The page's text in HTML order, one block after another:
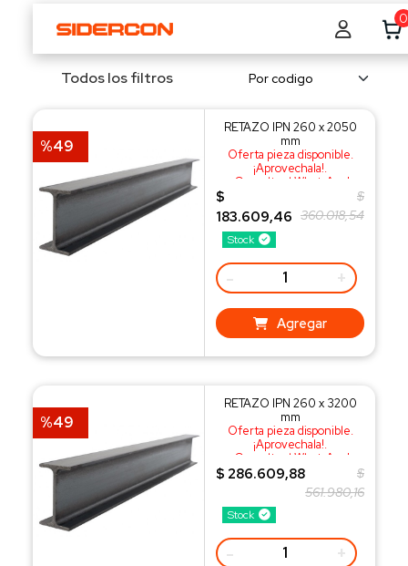
0
Todos los filtros
%49
Stock
RETAZO IPN 260 x 2050
mm
Oferta pieza disponible.
¡Aprovechala!.
¡Consulta al WhatsApp!
$
183.609,46
$
360.018,54
- +
Agregar
%49
Stock
RETAZO IPN 260 x 3200
mm
Oferta pieza disponible.
¡Aprovechala!.
¡Consulta al WhatsApp!
$ 286.609,88
$
561.980,16
- +